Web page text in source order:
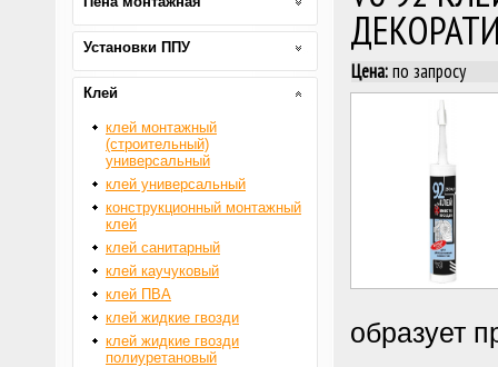
Цена:по запросу
образует
Установки ППУ
Клей
клей монтажный
(строительный)
универсальный
клей универсальный
конструкционный монтажный
клей
клей санитарный
клей каучуковый
клей ПВА
клей жидкие гвозди
клей жидкие гвозди
полиуретановый